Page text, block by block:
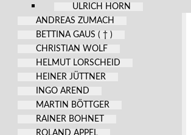
ULRICH HORN
ANDREAS ZUMACH
BETTINA GAUS ( † )
CHRISTIAN WOLF
HELMUT LORSCHEID
HEINER JÜTTNER
INGO AREND
MARTIN BÖTTGER
RAINER BOHNET
ROLAND APPEL